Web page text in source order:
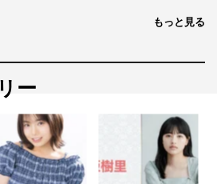
もっと見る
ー